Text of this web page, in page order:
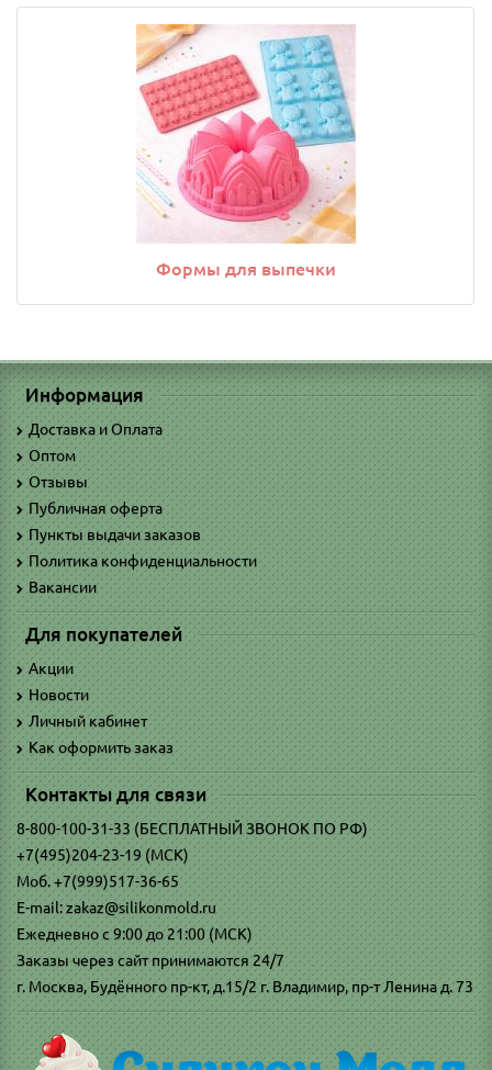
Формы для выпечки
Информация
Доставка и Оплата
Оптом
Отзывы
Публичная оферта
Пункты выдачи заказов
Политика конфиденциальности
Вакансии
Для покупателей
Акции
Новости
Личный кабинет
Как оформить заказ
Контакты для связи
8-800-100-31-33 (БЕСПЛАТНЫЙ ЗВОНОК ПО РФ)
+7(495)204-23-19 (МСК)
Моб. +7(999)517-36-65
E-mail: zakaz@silikonmold.ru
Ежедневно с 9:00 до 21:00 (МСК)
Заказы через сайт принимаются 24/7
г. Москва, Будённого пр-кт, д.15/2 г. Владимир, пр-т Ленина д. 73